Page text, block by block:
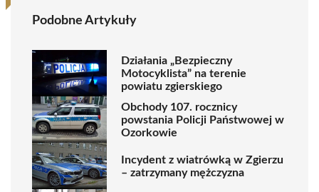
Podobne Artykuły
Działania „Bezpieczny
Motocyklista” na terenie
powiatu zgierskiego
Obchody 107. rocznicy
powstania Policji Państwowej w
Ozorkowie
Incydent z wiatrówką w Zgierzu
– zatrzymany mężczyzna